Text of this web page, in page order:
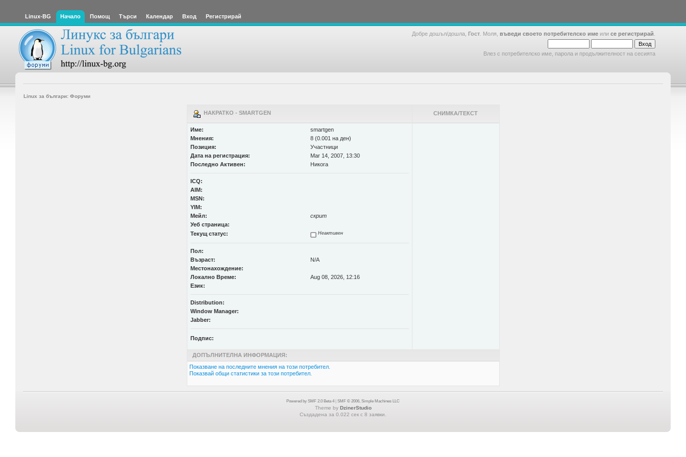
Linux-BG Начало Помощ Търси Календар Вход Регистрирай
Добре дошъл/дошла, Гост . Моля, въведи своето потребителско име или се регистрирай
Влез с потребителско име, парола и продължителност на сесията
Linux за българи: Форуми
НАКРАТКО - SMARTGEN СНИМКА/ТЕКСТ
Име:
smartgen
Мнения:
8 (0.001 на ден)
Позиция:
Участници
Дата на регистрация:
Mar 14, 2007, 13:30
Последно Активен:
Никога
ICQ:
AIM:
MSN:
YIM:
Мейл:
скрит
Уеб страница:
Текущ статус:
Неактивен
Пол:
Възраст:
N/A
Местонахождение:
Локално Време:
Aug 08, 2026, 12:16
Език:
Distribution:
Window Manager:
Jabber:
Подпис:
ДОПЪЛНИТЕЛНА ИНФОРМАЦИЯ:
Показване на последните мнения на този потребител.
Показвай общи статистики за този потребител.
Powered by SMF 2.0 Beta 4 SMF © 2006, Simple Machines LLC
Theme by DzinerStudio
Създадена за 0.022 сек с 8 заявки.